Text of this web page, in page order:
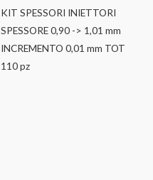
KIT SPESSORI INIETTORI
SPESSORE 0,90 -> 1,01 mm
INCREMENTO 0,01 mm TOT
110 pz